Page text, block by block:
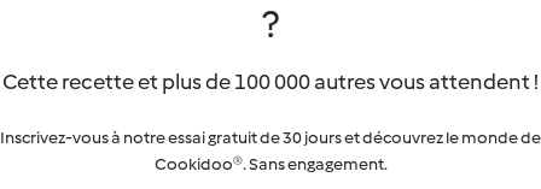
?
Cette recette et plus de 100 000 autres vous attendent !
Inscrivez-vous à notre essai gratuit de 30 jours et découvrez le monde de
Cookidoo®. Sans engagement.